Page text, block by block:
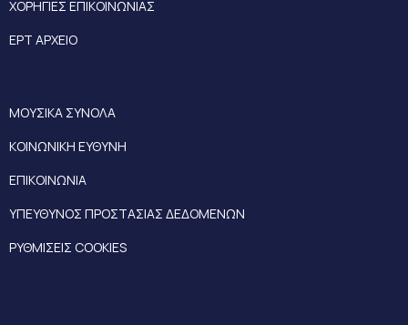
ΧΟΡΗΓΙΕΣ ΕΠΙΚΟΙΝΩΝΙΑΣ
ΕΡΤ ΑΡΧΕΙΟ
ΜΟΥΣΙΚΑ ΣΥΝΟΛΑ
ΚΟΙΝΩΝΙΚΗ ΕΥΘΥΝΗ
ΕΠΙΚΟΙΝΩΝΙΑ
ΥΠΕΥΘΥΝΟΣ ΠΡΟΣΤΑΣΙΑΣ ΔΕΔΟΜΕΝΩΝ
ΡΥΘΜΙΣΕΙΣ COOKIES